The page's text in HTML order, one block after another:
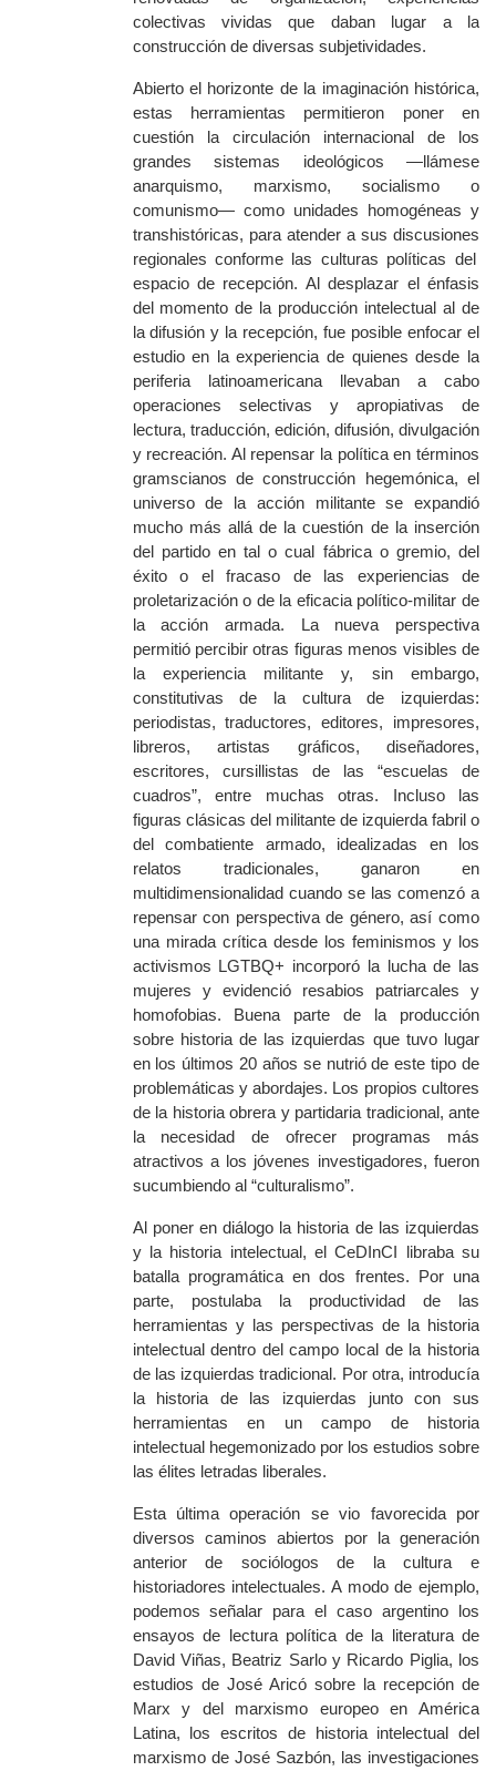
colectivas vividas que daban lugar a la
construcción de diversas subjetividades.
Abierto el horizonte de la imaginación histórica,
estas herramientas permitieron poner en
cuestión la circulación internacional de los
grandes sistemas ideológicos —llámese
anarquismo, marxismo, socialismo o
comunismo— como unidades homogéneas y
transhistóricas, para atender a sus discusiones
regionales conforme las culturas políticas del
espacio de recepción. Al desplazar el énfasis
del momento de la producción intelectual al de
la difusión y la recepción, fue posible enfocar el
estudio en la experiencia de quienes desde la
periferia latinoamericana llevaban a cabo
operaciones selectivas y apropiativas de
lectura, traducción, edición, difusión, divulgación
y recreación. Al repensar la política en términos
gramscianos de construcción hegemónica, el
universo de la acción militante se expandió
mucho más allá de la cuestión de la inserción
del partido en tal o cual fábrica o gremio, del
éxito o el fracaso de las experiencias de
proletarización o de la eficacia político-militar de
la acción armada. La nueva perspectiva
permitió percibir otras figuras menos visibles de
la experiencia militante y, sin embargo,
constitutivas de la cultura de izquierdas:
periodistas, traductores, editores, impresores,
libreros, artistas gráficos, diseñadores,
escritores, cursillistas de las “escuelas de
cuadros”, entre muchas otras. Incluso las
figuras clásicas del militante de izquierda fabril o
del combatiente armado, idealizadas en los
relatos tradicionales, ganaronen
multidimensionalidad cuando se las comenzó a
repensar con perspectiva de género, así como
una mirada crítica desde los feminismos y los
activismos LGTBQ+ incorporó la lucha de las
mujeres y evidenció resabios patriarcales y
homofobias. Buena parte de la producción
sobre historia de las izquierdas que tuvo lugar
en los últimos 20 años se nutrió de este tipo de
problemáticas y abordajes. Los propios cultores
de la historia obrera y partidaria tradicional, ante
la necesidad de ofrecer programas más
atractivos a los jóvenes investigadores, fueron
sucumbiendo al “culturalismo”.
Al poner en diálogo la historia de las izquierdas
y la historia intelectual, el CeDInCI libraba su
batalla programática en dos frentes. Por una
parte, postulaba la productividad de las
herramientas y las perspectivas de la historia
intelectual dentro del campo local de la historia
de las izquierdas tradicional. Por otra, introducía
lahistoria de las izquierdas junto con sus
herramientas en un campo de historia
intelectual hegemonizado por los estudios sobre
las élites letradas liberales.
Esta última operación se vio favorecida por
diversos caminos abiertos por la generación
anterior de sociólogos de la cultura e
historiadores intelectuales. A modo de ejemplo,
podemos señalar para el caso argentino los
ensayos de lectura política de la literatura de
David Viñas, Beatriz Sarlo y Ricardo Piglia, los
estudios de José Aricó sobre la recepción de
Marx y del marxismo europeo en América
Latina, los escritos de historia intelectual del
marxismo de José Sazbón, las investigaciones